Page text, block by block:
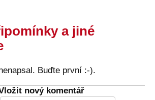
a jiné
Buďte první :-).
nový komentář